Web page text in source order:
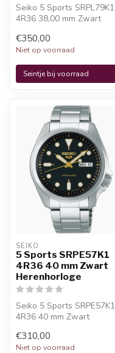
Seiko 5 Sports SRPL79K1
4R36 38,00 mm Zwart
officieel Seiko ...
€350,00
Niet op voorraad
Seintje bij voorraad
SEIKO
5 Sports SRPE57K1
4R36 40 mm Zwart
Herenhorloge
Seiko 5 Sports SRPE57K1
4R36 40 mm Zwart
officieel Seiko hor...
€310,00
Niet op voorraad